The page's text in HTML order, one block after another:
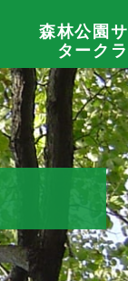
森林公園
ターク